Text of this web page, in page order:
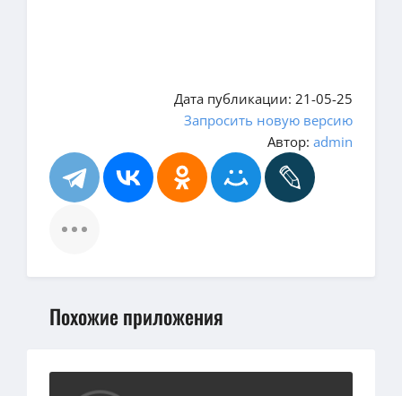
Дата публикации: 21-05-25
Запросить новую версию
Автор: admin
Похожие приложения